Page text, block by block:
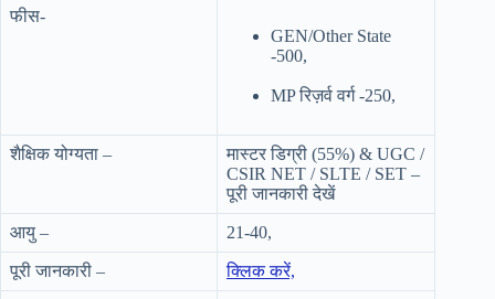
फीस-
GEN/Other State
-500,
MP रिज़र्व वर्ग -250,
शैक्षिक योग्यता –
मास्टर डिग्री (55%) & UGC /
CSIR NET / SLTE / SET –
पूरी जानकारी देखें
आयु – 21-40,
पूरी जानकारी – क्लिक करें,